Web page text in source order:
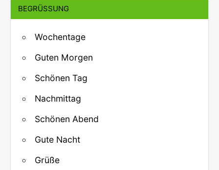
BEGRÜSSUNG
Wochentage
Guten Morgen
Schönen Tag
Nachmittag
Schönen Abend
Gute Nacht
Grüße